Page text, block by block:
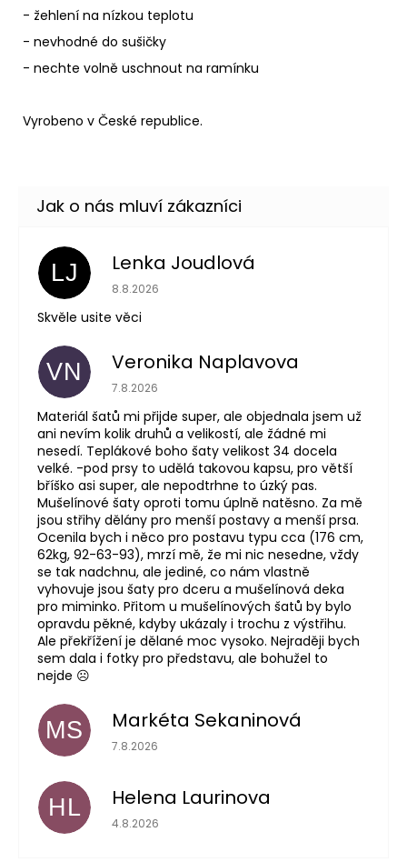
- žehlení na nízkou teplotu
- nevhodné do sušičky
- nechte volně uschnout na ramínku
Vyrobeno v České republice.
LJ Lenka Joudlová
Hodnocení obchodu je 5 z 5 hvězdiček.
8.8.2026
Skvěle usite věci
VN Veronika Naplavova
Hodnocení obchodu je 4 z 5 hvězdiček.
7.8.2026
Materiál šatů mi přijde super, ale objednala jsem už
ani nevím kolik druhů a velikostí, ale žádné mi
nesedí. Teplákové boho šaty velikost 34 docela
velké. -pod prsy to udělá takovou kapsu, pro větší
bříško asi super, ale nepodtrhne to úzký pas.
Mušelínové šaty oproti tomu úplně natěsno. Za mě
jsou střihy dělány pro menší postavy a menší prsa.
Ocenila bych i něco pro postavu typu cca (176 cm,
62kg, 92-63-93), mrzí mě, že mi nic nesedne, vždy
se tak nadchnu, ale jediné, co nám vlastně
vyhovuje jsou šaty pro dceru a mušelínová deka
pro miminko. Přitom u mušelínových šatů by bylo
opravdu pěkné, kdyby ukázaly i trochu z výstřihu.
Ale překřížení je dělané moc vysoko. Nejraději bych
sem dala i fotky pro představu, ale bohužel to
nejde ☹️
MS Markéta Sekaninová
Hodnocení obchodu je 5 z 5 hvězdiček.
7.8.2026
HL Helena Laurinova
Hodnocení obchodu je 5 z 5 hvězdiček.
4.8.2026